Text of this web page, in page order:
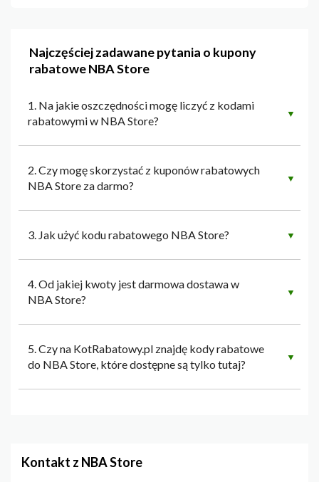
Najczęściej zadawane pytania o kupony
rabatowe NBA Store
1. Na jakie oszczędności mogę liczyć z kodami
rabatowymi w NBA Store?
▼
2. Czy mogę skorzystać z kuponów rabatowych
NBA Store za darmo?
▼
3. Jak użyć kodu rabatowego NBA Store? ▼
4. Od jakiej kwoty jest darmowa dostawa w
NBA Store?
▼
5. Czy na KotRabatowy.pl znajdę kody rabatowe
do NBA Store, które dostępne są tylko tutaj?
▼
Kontakt z NBA Store